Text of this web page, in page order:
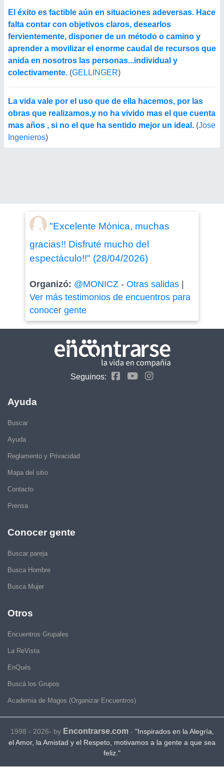
El éxito es factible aún en situaciones adeversas. Hace
falta contar con objetivos claros, desearlos
fervientemente, disponer de un método o camino y
aprender a movilizar el enorme caudal de recursos que
anida en nosotros las personas...individual y
colectivamente. (GELLINGER)
La vida vale por el uso que de ella hacemos, por las
obras que realizamos,y no ha vivido mas el que cuenta
mas años , si no el que ha sentido mejor un ideal. (Jose
Ingenieros)
"Excelente Mónica, muchas
gracias!! Disfruté mucho del
espectáculo!!" (28/04/2026)
Organizó: @MONICZ- Otras salidas|
Ver más testimonios de encuentros para
conocer gente
Seguinos:
Ayuda
Buscar
Ayuda
Reglamento y Privacidad
Mapa del sitio
Contacto
Prensa
Conocer gente
Buscar pareja
Busca Hombre
Busca Mujer
Otros
Encuentros Grupales
La ReVista
EnQués
Buscá los Grupos
Academia de Magos (Organizar Encuentros)
1998 - 2026- by Encontrarse.com- "Inspirados en la Alegría,
el Amor, la Amistad y el Respeto, motivamos a la gente a que sea
feliz."